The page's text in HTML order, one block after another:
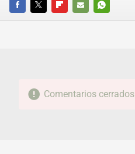
FACEBOOKTWITTERFLIPBOARD
E-
WHATSAPP
Comentarios cerrados